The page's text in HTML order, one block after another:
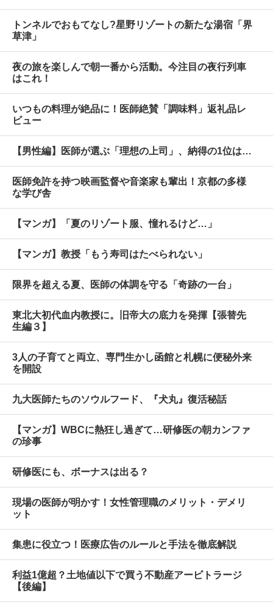
トンネルでおもてなし?星野リゾートの新たな湯宿「界
草津」
夜の旅を楽しんで朝一番から活動。今注目の夜行列車
はこれ！
いつもの料理が絶品に！医師絶賛「調味料」返礼品レ
ビュー
【男性編】医師が選ぶ「理想の上司」、納得の1位は…
医師免許を持つ映画監督や音楽家も輩出！京都の多様
な学び舎
【マンガ】「夏のリゾート服、憧れるけど…」
【マンガ】教授「もう寿司はたべられない」
限界を超える夏、医師の体調を守る「奇跡の一台」
東北大初代血内教授に。旧帝大の底力を発揮【張替先
生編３】
3人の子育てと両立、専門生かし函館と札幌に便秘外来
を開設
九大医師たちのソウルフード、『犬丸』復活秘話
【マンガ】WBCに熱狂し過ぎて…研修医の朝カンファ
の珍事
研修医にも、ボーナスは出る？
現場の医師が明かす！女性管理職のメリット・デメリ
ット
集患に役立つ！医療広告のルールと手法を徹底解説
利益1億超？土地値以下で買う不動産アービトラージ
【後編】